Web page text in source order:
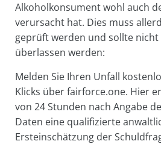
Alkoholkonsument wohl auch
verursacht hat. Dies muss
geprüft werden und sollte nicht
überlassen werden:
Melden Sie Ihren Unfall
Klicks über fairforce.one. Hier
von 24 Stunden nach Angabe
Daten eine qualifizierte
Ersteinschätzung der